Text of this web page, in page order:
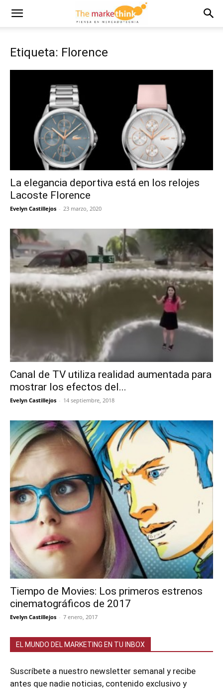
Etiqueta: Florence
La elegancia deportiva está en los relojes
Lacoste Florence
Evelyn Castillejos - 23 marzo, 2020
Canal de TV utiliza realidad aumentada para
mostrar los efectos del...
Evelyn Castillejos - 14 septiembre, 2018
Tiempo de Movies: Los primeros estrenos
cinematográficos de 2017
Evelyn Castillejos - 7 enero, 2017
EL MUNDO DEL MARKETING EN TU INBOX
Suscríbete a nuestro newsletter semanal y recibe
antes que nadie noticias, contenido exclusivo y